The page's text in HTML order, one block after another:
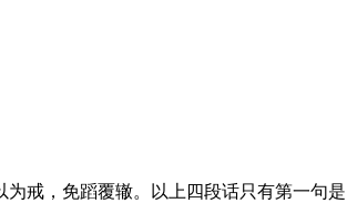
戒，免蹈覆辙。以上四段话只有第一句是